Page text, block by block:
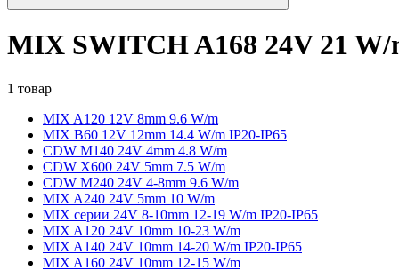
MIX SWITCH A168 24V 21 W/
1 товар
MIX A120 12V 8mm 9.6 W/m
MIX B60 12V 12mm 14.4 W/m IP20-IP65
CDW M140 24V 4mm 4.8 W/m
CDW X600 24V 5mm 7.5 W/m
CDW M240 24V 4-8mm 9.6 W/m
MIX A240 24V 5mm 10 W/m
MIX серии 24V 8-10mm 12-19 W/m IP20-IP65
MIX A120 24V 10mm 10-23 W/m
MIX A140 24V 10mm 14-20 W/m IP20-IP65
MIX A160 24V 10mm 12-15 W/m